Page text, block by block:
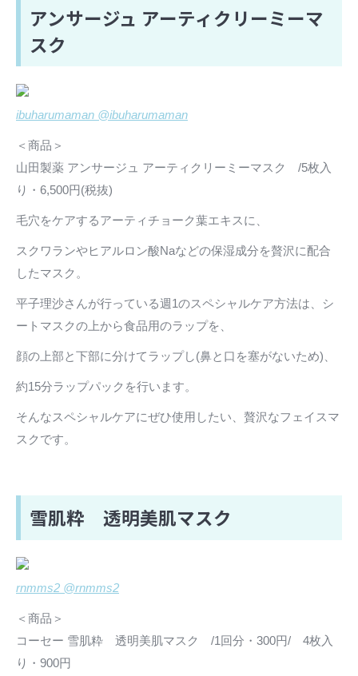
アンサージュ アーティクリーミーマ
スク
ibuharumaman @ibuharumaman
＜商品＞
山田製薬 アンサージュ アーティクリーミーマスク /5枚入
り・6,500円(税抜)
毛穴をケアするアーティチョーク葉エキスに、
スクワランやヒアルロン酸Naなどの保湿成分を贅沢に配合
したマスク。
平子理沙さんが行っている週1のスペシャルケア方法は、シ
ートマスクの上から食品用のラップを、
顔の上部と下部に分けてラップし(鼻と口を塞がないため)、
約15分ラップパックを行います。
そんなスペシャルケアにぜひ使用したい、贅沢なフェイスマ
スクです。
雪肌粋 透明美肌マスク
rnmms2 @rnmms2
＜商品＞
コーセー 雪肌粋 透明美肌マスク /1回分・300円/ 4枚入
り・900円